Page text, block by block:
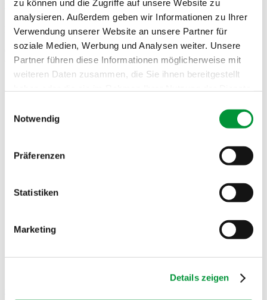
zu können und die Zugriffe auf unsere Website zu
analysieren. Außerdem geben wir Informationen zu Ihrer
Verwendung unserer Website an unsere Partner für
soziale Medien, Werbung und Analysen weiter. Unsere
Partner führen diese Informationen möglicherweise mit
weiteren Daten zusammen, die Sie ihnen bereitgestellt
Notwendig
Präferenzen
Statistiken
Marketing
Details zeigen
Bauarbeiten Interimsbad Zuffenhausen
Liebe Kundinnen und Kunden,
der Wochenmarkt Zuffenhausen ist aufgrund von Bauarbeiten um
ca. 100…
Jubiläen
Märkte & Stände
Aktuell
Kontakt